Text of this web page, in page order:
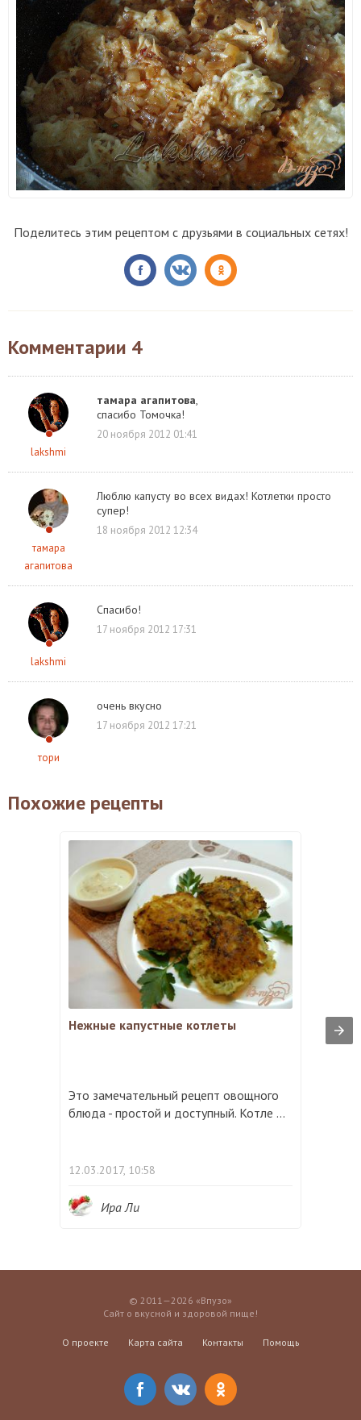
Поделитесь этим рецептом с друзьями в социальных сетях!
Комментарии 4
lakshmi
тамара агапитова,
спасибо Томочка!
20 ноября 2012 01:41
тамара
агапитова
Люблю капусту во всех видах! Котлетки просто
супер!
18 ноября 2012 12:34
lakshmi
Спасибо!
17 ноября 2012 17:31
тори
очень вкусно
17 ноября 2012 17:21
Похожие рецепты
Нежные капустные котлеты
Это замечательный рецепт овощного
блюда - простой и доступный. Котле ...
12.03.2017, 10:58
Ира Ли
© 2011—2026 «Впузо»
Сайт о вкусной и здоровой пище!
О проекте Карта сайта Контакты Помощь